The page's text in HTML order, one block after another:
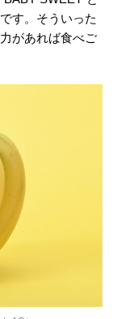
す。そういった
があれば食べご